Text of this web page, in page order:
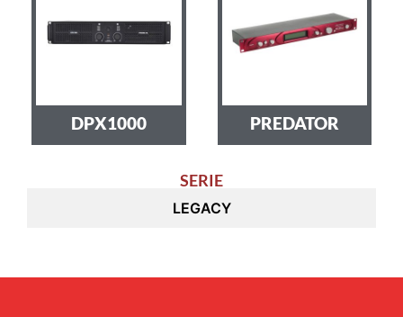
SERIE
LEGACY
DPX1000 PREDATOR